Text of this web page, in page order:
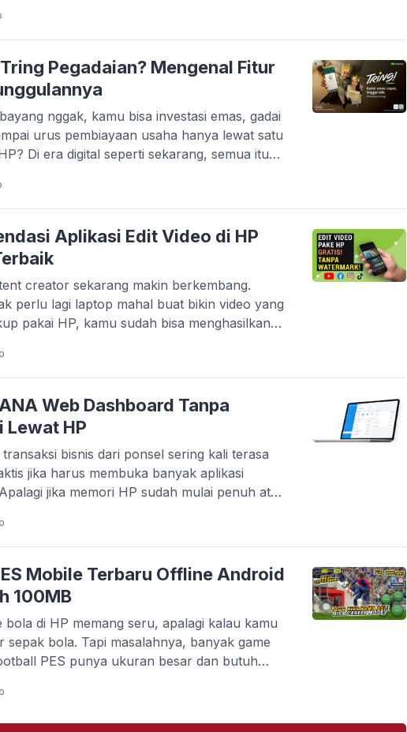
HP flagship dengan storage besar. Banyak
masih pakai HP entry-level yang sering
dipakai main game berat. Belum […]
Pegadaian? Mengenal Fitur
nggak, kamu bisa investasi emas, gadai
urus pembiayaan usaha hanya lewat satu
Di era digital seperti sekarang, semua itu
menghadirkan aplikasi yang makin lengkap dan
Pegadaian Digital kini berevolusi jadi
lebih modern dan terintegrasi. […]
Aplikasi Edit Video di HP
creator sekarang makin berkembang.
perlu lagi laptop mahal buat bikin video yang
pakai HP, kamu sudah bisa menghasilkan
Reels, dan YouTube Shorts bikin
video makin tinggi. Tapi masalahnya,
bingung memilih aplikasi yang benar-benar
dipakai, […]
Web Dashboard Tanpa
Lewat HP
bisnis dari ponsel sering kali terasa
jika harus membuka banyak aplikasi
jika memori HP sudah mulai penuh atau
baiknya, DANA menyediakan layanan
Web yang bisa diakses langsung melalui
ini memudahkan pelaku usaha dalam
transaksi, mengelola pembayaran, […]
Mobile Terbaru Offline Android
100MB
bola di HP memang seru, apalagi kalau kamu
sepak bola. Tapi masalahnya, banyak game
PES punya ukuran besar dan butuh
hal ini jelas jadi kendala. Belum lagi kalau